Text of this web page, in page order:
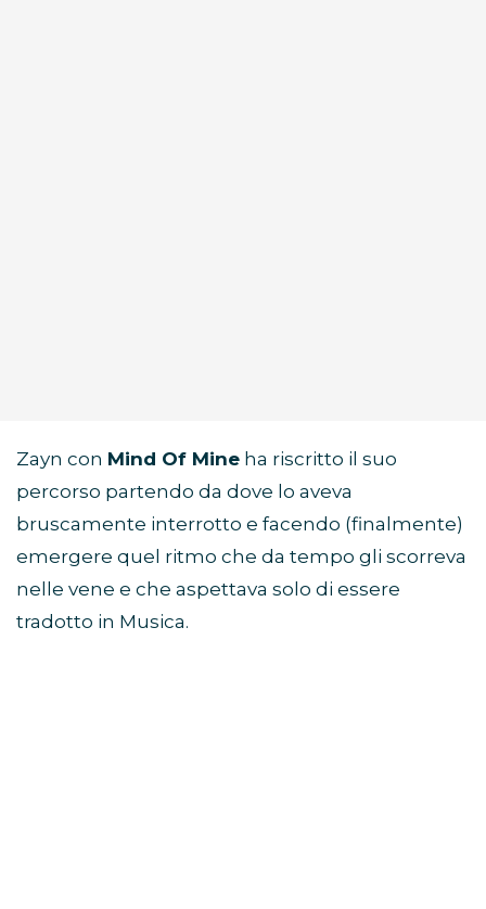
Zayn con Mind Of Mine ha riscritto il suo
percorso partendo da dove lo aveva
bruscamente interrotto e facendo (finalmente)
emergere quel ritmo che da tempo gli scorreva
nelle vene e che aspettava solo di essere
tradotto in Musica.